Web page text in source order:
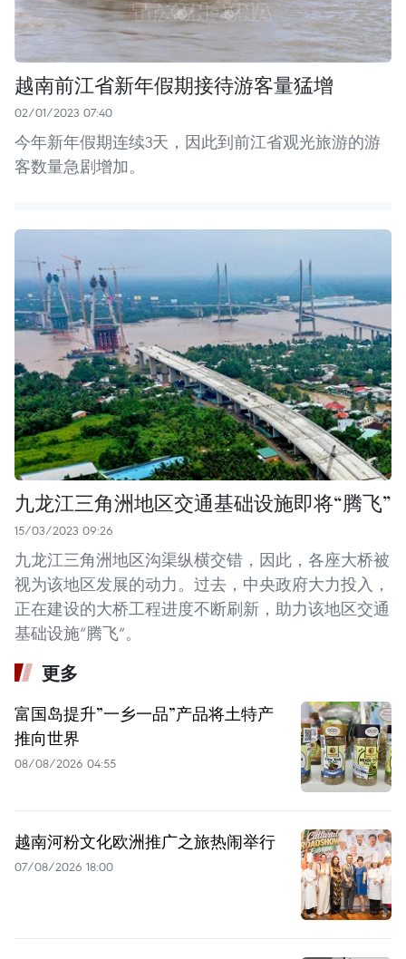
越南前江省新年假期接待游客量猛增
02/01/2023 07:40
今年新年假期连续3天，因此到前江省观光旅游的游
客数量急剧增加。
九龙江三角洲地区交通基础设施即将“腾飞”
15/03/2023 09:26
九龙江三角洲地区沟渠纵横交错，因此，各座大桥被
视为该地区发展的动力。过去，中央政府大力投入，
正在建设的大桥工程进度不断刷新，助力该地区交通
基础设施“腾飞”。
更多
富国岛提升”一乡一品”产品将土特产
推向世界
08/08/2026 04:55
越南河粉文化欧洲推广之旅热闹举行
07/08/2026 18:00